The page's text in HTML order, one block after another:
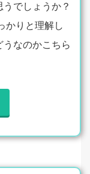
でしょうか？
かりと理解し
なのかこちら